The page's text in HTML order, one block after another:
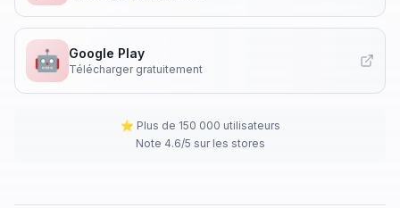
🤖 Google Play
Télécharger gratuitement
⭐ Plus de 150 000 utilisateurs
Note 4.6/5 sur les stores